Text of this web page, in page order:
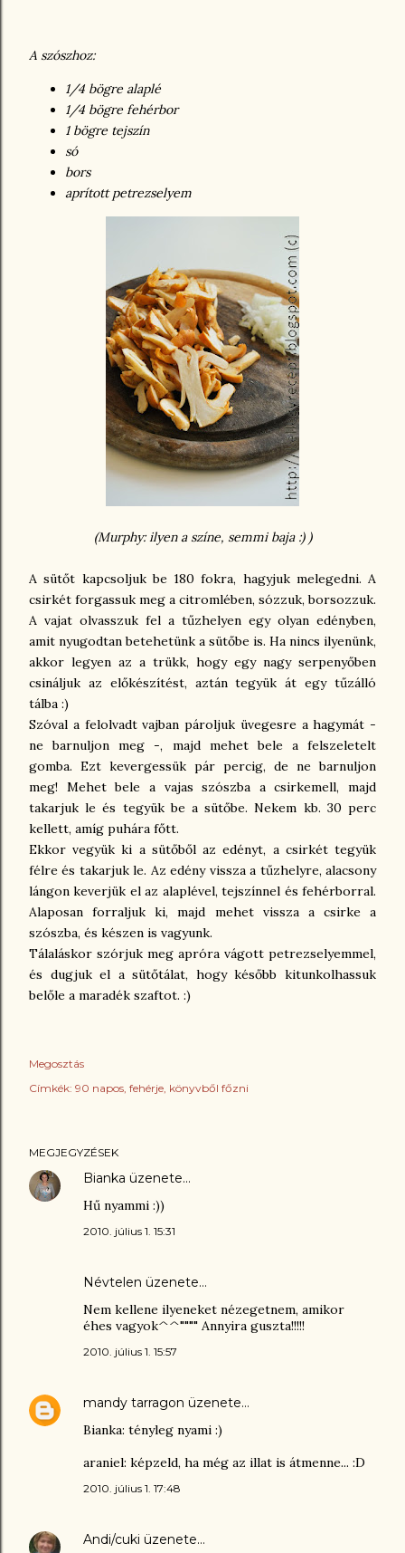
A szószhoz:
1/4 bögre alaplé
1/4 bögre fehérbor
1 bögre tejszín
só
bors
aprított petrezselyem
(Murphy: ilyen a színe, semmi baja :) )
A sütőt kapcsoljuk be 180 fokra, hagyjuk melegedni. A
csirkét forgassuk meg a citromlében, sózzuk, borsozzuk.
A vajat olvasszuk fel a tűzhelyen egy olyan edényben,
amit nyugodtan betehetünk a sütőbe is. Ha nincs ilyenünk,
akkor legyen az a trükk, hogy egy nagy serpenyőben
csináljuk az előkészítést, aztán tegyük át egy tűzálló
tálba :)
Szóval a felolvadt vajban pároljuk üvegesre a hagymát -
ne barnuljon meg -, majd mehet bele a felszeletelt
gomba. Ezt kevergessük pár percig, de ne barnuljon
meg! Mehet bele a vajas szószba a csirkemell, majd
takarjuk le és tegyük be a sütőbe. Nekem kb. 30 perc
kellett, amíg puhára főtt.
Ekkor vegyük ki a sütőből az edényt, a csirkét tegyük
félre és takarjuk le. Az edény vissza a tűzhelyre, alacsony
lángon keverjük el az alaplével, tejszínnel és fehérborral.
Alaposan forraljuk ki, majd mehet vissza a csirke a
szószba, és készen is vagyunk.
Tálaláskor szórjuk meg apróra vágott petrezselyemmel,
és dugjuk el a sütőtálat, hogy később kitunkolhassuk
belőle a maradék szaftot. :)
Megosztás
Címkék: 90 napos fehérje könyvből főzni
MEGJEGYZÉSEK
Bianka üzenete…
Hű nyammi :))
2010. július 1. 15:31
Névtelen üzenete…
Nem kellene ilyeneket nézegetnem, amikor
éhes vagyok^^"""" Annyira guszta!!!!!
2010. július 1. 15:57
mandy tarragon üzenete…
Bianka: tényleg nyami :)
araniel: képzeld, ha még az illat is átmenne... :D
2010. július 1. 17:48
Andi/cuki üzenete…